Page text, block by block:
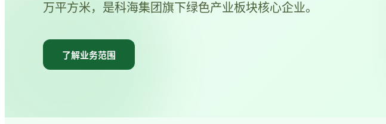
万平方米，是科海集团旗下绿色产业板块核心企业。
了解业务范围